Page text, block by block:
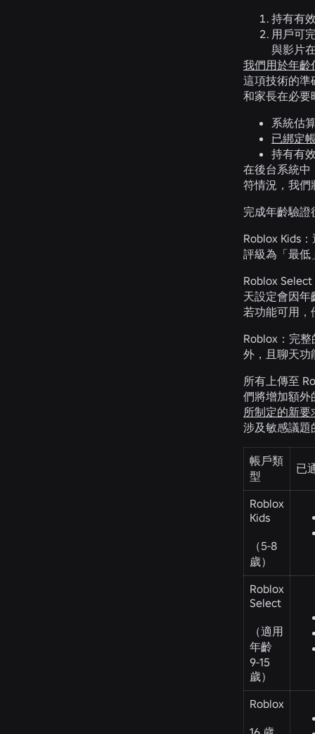
持有有
用戶可
與影片
我們用於年齡
這項技術的準
和家長在必要
系統估
已綁定
持有有
在後台系統中
符情況，我們
完成年齡驗
Roblox Kids：
評級為「最
Roblox Select
天設定會因
若功能可用，
Roblox： 完整
外，且聊天功
所有上傳至
們將增加額外
所制定的新要
涉及敏感議題
帳戶類
型
已
Roblox
Kids
（5-8
歲）
Roblox
Select
（適用
年齡
9-15
歲）
Roblox